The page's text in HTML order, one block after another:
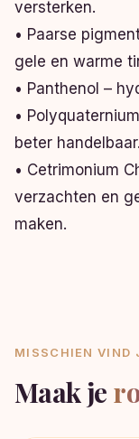
versterken.
• Paarse
gele en warme
• Panthenol –
•
beter handelbaar.
• Cetrimonium
verzachten en
maken.
MISSCHIEN VIND
Maak je